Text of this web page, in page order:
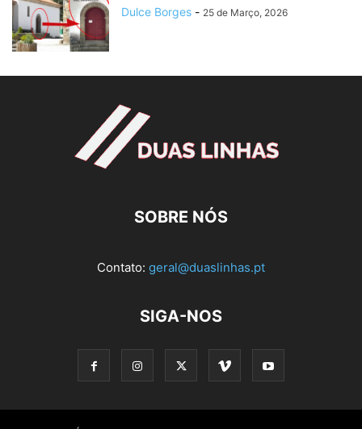
Dulce Borges - 25 de Março, 2026
SOBRE NÓS
Contato: geral@duaslinhas.pt
SIGA-NOS